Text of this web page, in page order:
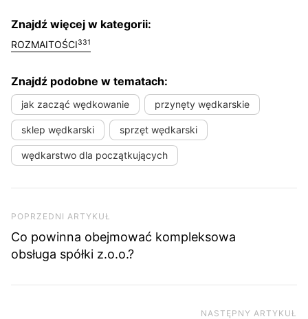
Znajdź więcej w kategorii:
ROZMAITOŚCI331
Znajdź podobne w tematach:
jak zacząć wędkowanie przynęty wędkarskie
sklep wędkarski sprzęt wędkarski
wędkarstwo dla początkujących
Poprzedni artykuł
POPRZEDNI ARTYKUŁ
Co powinna obejmować kompleksowa
obsługa spółki z.o.o.?
NASTĘPNY ARTYKUŁ